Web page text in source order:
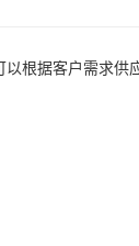
根据客户需求供